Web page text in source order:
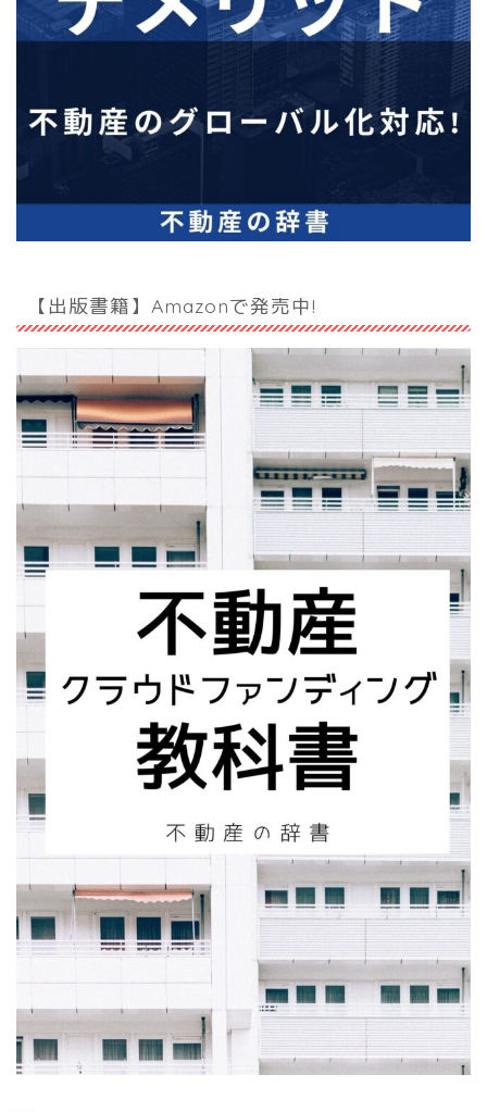
【出版書籍】Amazonで発売中!